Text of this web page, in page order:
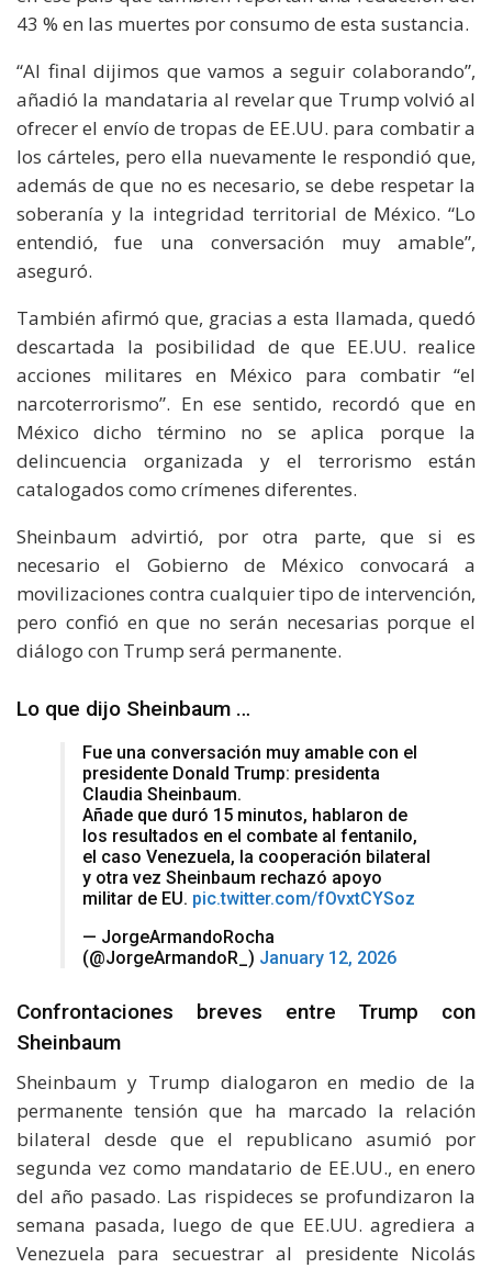
43 % en las muertes por consumo de esta sustancia.
“Al final dijimos que vamos a seguir colaborando”,
añadió la mandataria al revelar que Trump volvió al
ofrecer el envío de tropas de EE.UU. para combatir a
los cárteles, pero ella nuevamente le respondió que,
además de que no es necesario, se debe respetar la
soberanía y la integridad territorial de México. “Lo
entendió, fue una conversación muy amable”,
aseguró.
También afirmó que, gracias a esta llamada, quedó
descartada la posibilidad de que EE.UU. realice
acciones militares en México para combatir “el
narcoterrorismo”. En ese sentido, recordó que en
México dicho término no se aplica porque la
delincuencia organizada y el terrorismo están
catalogados como crímenes diferentes.
Sheinbaum advirtió, por otra parte, que si es
necesario el Gobierno de México convocará a
movilizaciones contra cualquier tipo de intervención,
pero confió en que no serán necesarias porque el
diálogo con Trump será permanente.
Lo que dijo Sheinbaum …
Fue una conversación muy amable con el
presidente Donald Trump: presidenta
Claudia Sheinbaum.
Añade que duró 15 minutos, hablaron de
los resultados en el combate al fentanilo,
el caso Venezuela, la cooperación bilateral
y otra vez Sheinbaum rechazó apoyo
militar de EU. pic.twitter.com/fOvxtCYSoz
— JorgeArmandoRocha
(@JorgeArmandoR_) January 12, 2026
Confrontaciones breves entre Trump con
Sheinbaum
Sheinbaum y Trump dialogaron en medio de la
permanente tensión que ha marcado la relación
bilateral desde que el republicano asumió por
segunda vez como mandatario de EE.UU., en enero
del año pasado. Las rispideces se profundizaron la
semana pasada, luego de que EE.UU. agrediera a
Venezuela para secuestrar al presidente Nicolás